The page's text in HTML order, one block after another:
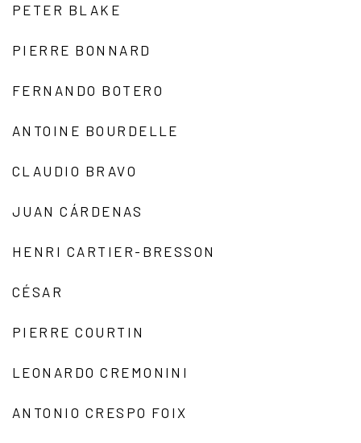
PETER BLAKE
PIERRE BONNARD
FERNANDO BOTERO
ANTOINE BOURDELLE
CLAUDIO BRAVO
JUAN CÁRDENAS
HENRI CARTIER-BRESSON
CÉSAR
PIERRE COURTIN
LEONARDO CREMONINI
ANTONIO CRESPO FOIX